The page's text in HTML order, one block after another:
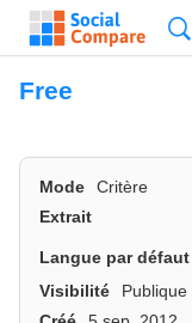
Free
Mode Critère
Extrait
Langue par défaut
Visibilité
Publique